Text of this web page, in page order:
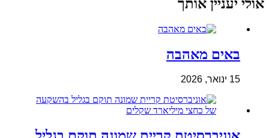
אולי יעניין אותך
באים מאהבה
15 ינואר, 2026